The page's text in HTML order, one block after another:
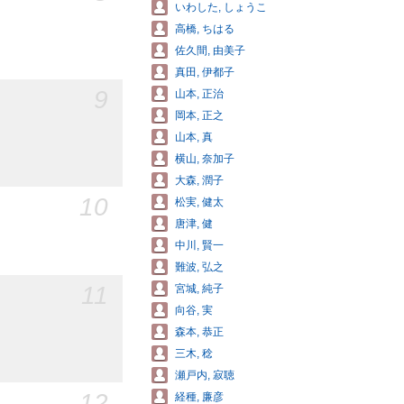
10
いわした, しょうこ
高橋, ちはる
佐久間, 由美子
真田, 伊都子
山本, 正治
岡本, 正之
山本, 真
横山, 奈加子
大森, 潤子
松実, 健太
唐津, 健
中川, 賢一
難波, 弘之
宮城, 純子
向谷, 実
森本, 恭正
三木, 稔
瀬戸内, 寂聴
経種, 廉彦